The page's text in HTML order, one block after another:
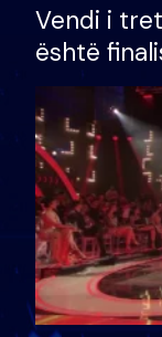
Vendi i
është